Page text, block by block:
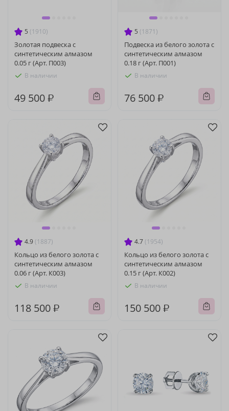
5 (1910)
Золотая подвеска с
синтетическим алмазом
0.05 г (Арт. П003)
В наличии
49 500 ₽
5 (1871)
Подвеска из белого золота с
синтетическим алмазом
0.18 г (Арт. П001)
В наличии
76 500 ₽
4.9 (1887)
Кольцо из белого золота с
синтетическим алмазом
0.06 г (Арт. К003)
В наличии
118 500 ₽
4.7 (1954)
Кольцо из белого золота с
синтетическим алмазом
0.15 г (Арт. К002)
В наличии
150 500 ₽